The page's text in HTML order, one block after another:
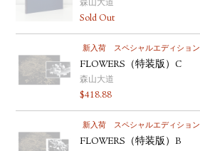
森山大道
Sold Out
新入荷 スペシャルエディション
FLOWERS（特装版）C
森山大道
$418.88
新入荷 スペシャルエディション
FLOWERS（特装版）B